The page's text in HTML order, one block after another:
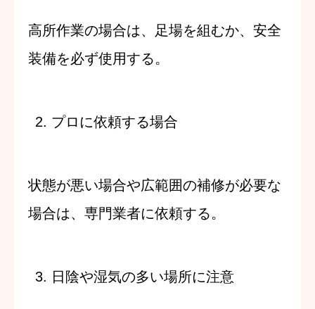
高所作業の場合は、足場を組むか、安全
装備を必ず使用する。
2. プロに依頼する場合
状態が悪い場合や広範囲の補修が必要な
場合は、専門業者に依頼する。
3. 日陰や湿気の多い場所に注意